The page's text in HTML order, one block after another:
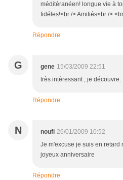
méditéranéen! longue vie à
fidéles!<br /> Amitiés<br />
Répondre
G gene 15/03/2009 22:51
très intéressant , je découvre.
Répondre
N noufi 26/01/2009 10:52
Je m'excuse je suis en retard
joyeux anniversaire
Répondre